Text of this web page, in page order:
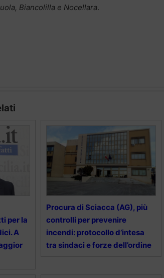
Biancolilla e Nocellara.
per la
A
Procura di Sciacca (AG), più
controlli per prevenire
incendi: protocollo d’intesa
tra sindaci e forze dell’ordine